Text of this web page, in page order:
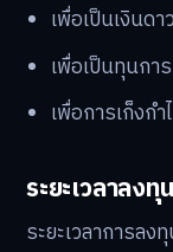
เพื่อเป็นเงินด
เพื่อเป็นทุนกา
เพื่อการเก็งก
ระยะเวลาลงทุ
ระยะเวลาการล